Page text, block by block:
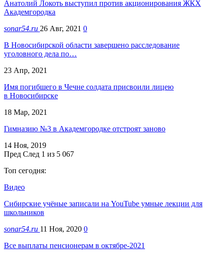
Анатолий Локоть выступил против акционирования ЖКХ
Академгородка
sonar54.ru 26 Авг, 2021 0
В Новосибирской области завершено расследование
уголовного дела по…
23 Апр, 2021
Имя погибшего в Чечне солдата присвоили лицею
в Новосибирске
18 Мар, 2021
Гимназию №3 в Академгородке отстроят заново
14 Ноя, 2019
Пред След 1 из 5 067
Топ сегодня:
Видео
Сибирские учёные записали на YouTube умные лекции для
школьников
sonar54.ru 11 Ноя, 2020 0
Все выплаты пенсионерам в октябре-2021